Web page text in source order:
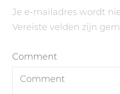
Je e-mailadres wordt
Vereiste velden zijn
Comment